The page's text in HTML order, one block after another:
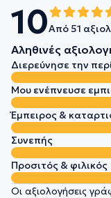
10Από 51
Αληθινές
Διερεύνησε την
Μου ενέπνευσε
Έμπειρος &
Συνεπής
Προσιτός & φιλικός
Οι αξιολογήσεις